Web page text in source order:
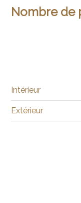
Nombre de
Intérieur
Extérieur